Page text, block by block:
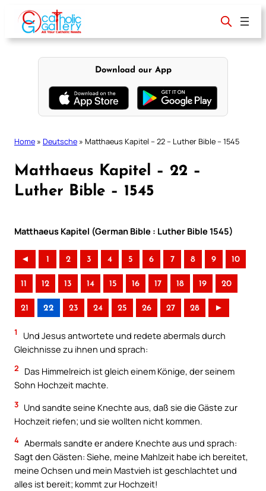
content
Download our App
Home » Deutsche » Matthaeus Kapitel – 22 – Luther Bible – 1545
Matthaeus Kapitel – 22 –
Luther Bible – 1545
Matthaeus Kapitel (German Bible : Luther Bible 1545)
◄ 1 2 3 4 5 6 7 8 9 10
11 12 13 14 15 16 17 18 19 20
21 22 23 24 25 26 27 28 ►
1
Und Jesus antwortete und redete abermals durch
Gleichnisse zu ihnen und sprach:
2
Das Himmelreich ist gleich einem Könige, der seinem
Sohn Hochzeit machte.
3 Und sandte seine Knechte aus, daß sie die Gäste zur
Hochzeit riefen; und sie wollten nicht kommen.
4 Abermals sandte er andere Knechte aus und sprach:
Sagt den Gästen: Siehe, meine Mahlzeit habe ich bereitet,
meine Ochsen und mein Mastvieh ist geschlachtet und
alles ist bereit; kommt zur Hochzeit!